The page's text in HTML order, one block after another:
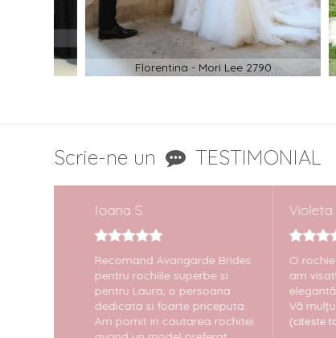
Florentina - Mori Lee 2790
Scrie-ne un TESTIMONIAL
Ioana S.
Recomand Avangarde Brides
pentru rochiile superbe si
pentru Laura, o persoana
dedicata si foarte priceputa.
Am pornit in cautarea rochitei
Violeta
O rochie
am visat!
elegantă ,
Vă
(citeste tot)